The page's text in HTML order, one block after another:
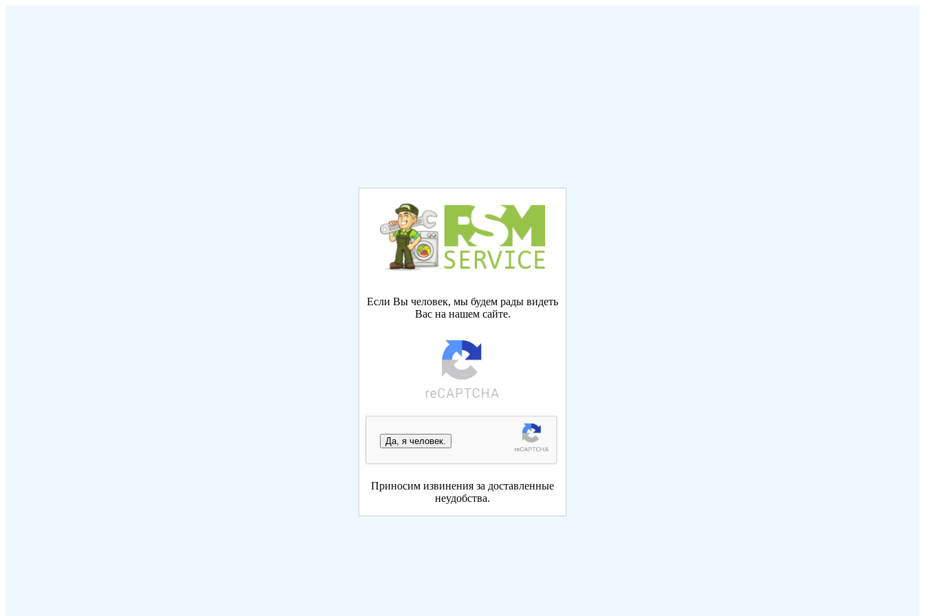
Если Вы человек, мы будем рады видеть
Вас на нашем сайте.
Да, я человек.
Приносим извинения за доставленные
неудобства.